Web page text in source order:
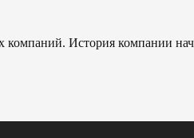
компаний. История компании